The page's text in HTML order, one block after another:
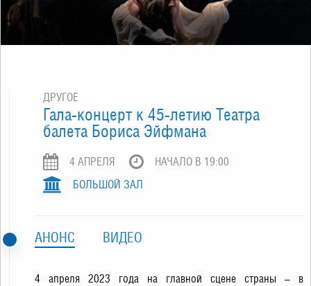
ДРУГОЕ
Гала-концерт к 45-летию Театра
балета Бориса Эйфмана
4 АПРЕЛЯ
НАЧАЛО В 19:00
БОЛЬШОЙ ЗАЛ
АНОНС ВИДЕО
4 апреля 2023 года на главной сцене страны – в